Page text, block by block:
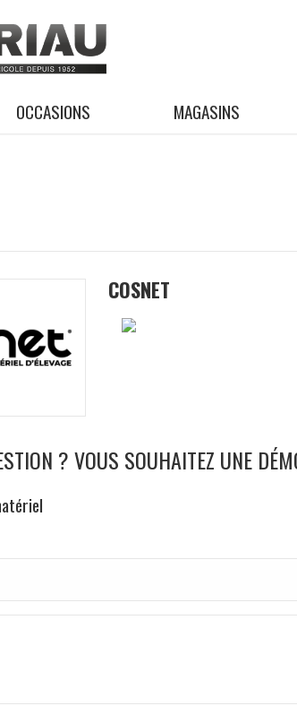
OCCASIONS MAGASINS
COSNET
? VOUS SOUHAITEZ UNE